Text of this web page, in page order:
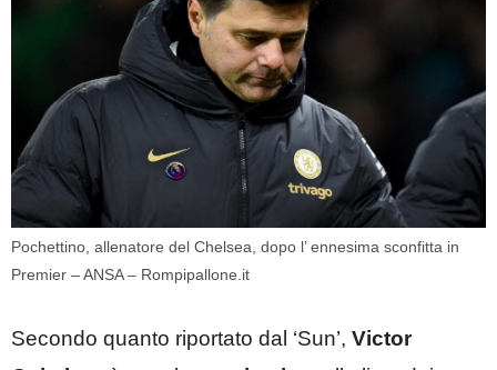
Pochettino, allenatore del Chelsea, dopo l’ ennesima sconfitta in
Premier – ANSA – Rompipallone.it
Secondo quanto riportato dal ‘Sun’, Victor